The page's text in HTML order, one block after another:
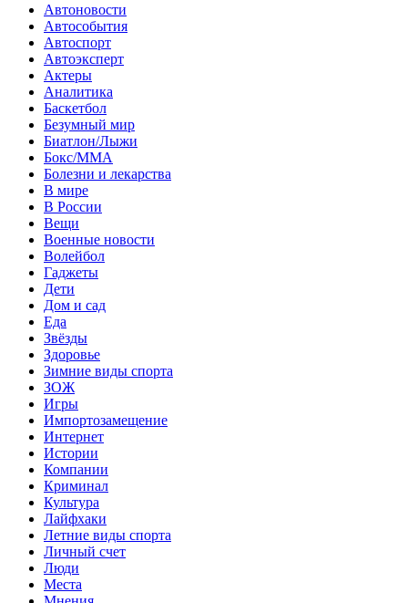
Автоновости
Автособытия
Автоспорт
Автоэксперт
Актеры
Аналитика
Баскетбол
Безумный мир
Биатлон/Лыжи
Бокс/MMA
Болезни и лекарства
В мире
В России
Вещи
Военные новости
Волейбол
Гаджеты
Дети
Дом и сад
Еда
Звёзды
Здоровье
Зимние виды спорта
ЗОЖ
Игры
Импортозамещение
Интернет
Истории
Компании
Криминал
Культура
Лайфхаки
Летние виды спорта
Личный счет
Люди
Места